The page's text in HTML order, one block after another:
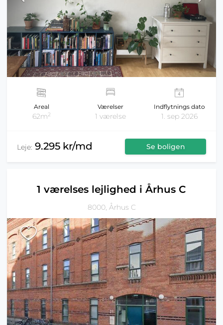
Areal
62m2
Værelser
1 værelse
Indflytnings dato
1. sep 2026
Leje: 9.295 kr/md Se boligen
1 værelses lejlighed i Århus C
8000, Århus C